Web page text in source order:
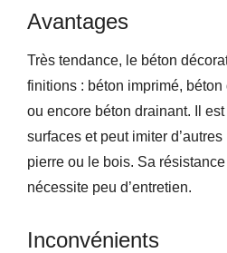
Avantages
Très tendance, le béton
finitions : béton imprimé,
ou encore béton drainant. Il
surfaces et peut imiter
pierre ou le bois. Sa
nécessite peu d’entretien.
Inconvénients